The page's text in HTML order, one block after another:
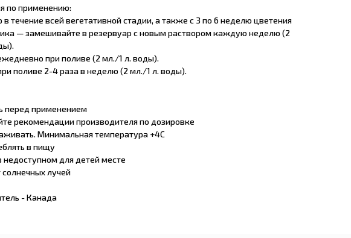
по применению:
в течение всей вегетативной стадии, а также с 3 по 6 неделю цветения
— замешивайте в резервуар с новым раствором каждую неделю (2
при поливе (2 мл./1 л. воды).
поливе 2-4 раза в неделю (2 мл./1 л. воды).
перед применением
рекомендации производителя по дозировке
Минимальная температура +4С
в пищу
недоступном для детей месте
солнечных лучей
- Канада